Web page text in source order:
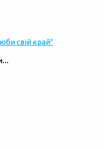
свій край"